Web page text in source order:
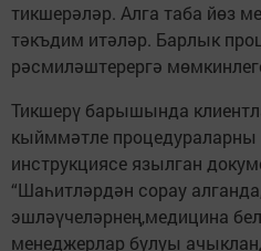
тикшерәләр. Алга таба йөз
тәкъдим итәләр. Барлык
рәсмиләштерергә
Тикшерү барышында
кыйммәтле процедураларны
инструкциясе язылган
“Шаһитләрдән сорау
эшләүчеләрнең,медицина
менеджерлар булуы